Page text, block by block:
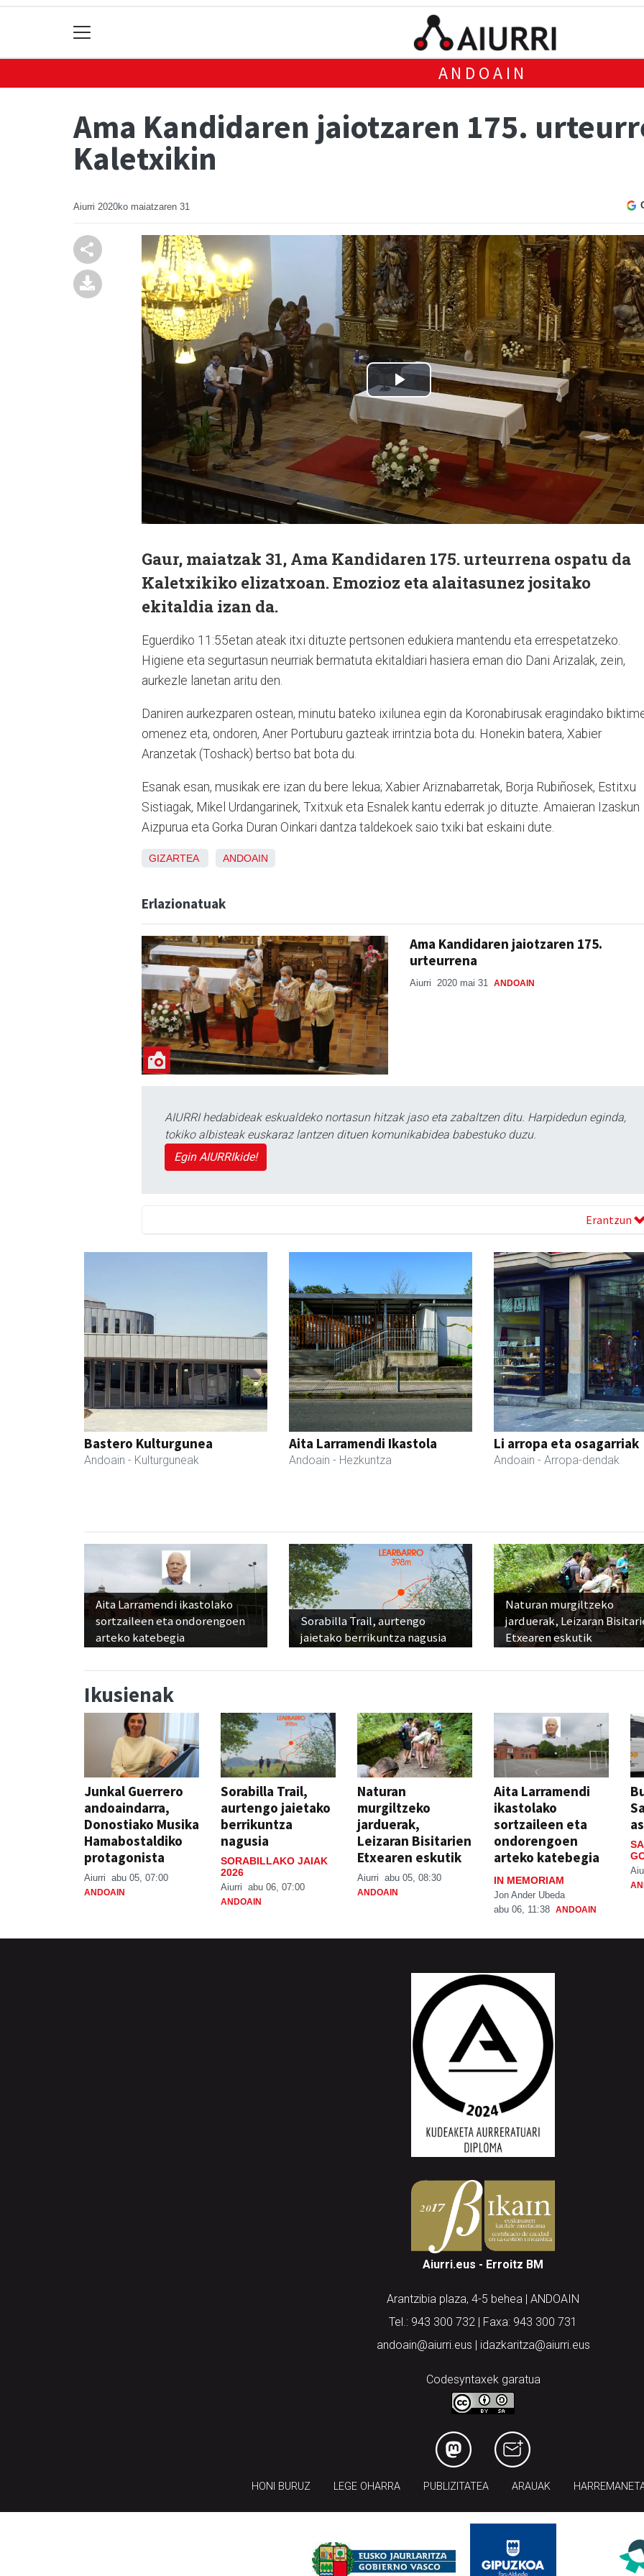
ANDOAIN
Ama Kandidaren jaiotzaren 175.
Kaletxikin
Aiurri 2020ko maiatzaren 31
Gaur, maiatzak 31, Ama Kandidaren 175. urteurrena ospatu da
Kaletxikiko elizatxoan. Emozioz eta alaitasunez jositako
ekitaldia izan da.
Eguerdiko 11:55etan ateak itxi dituzte pertsonen edukiera mantendu eta errespetatzeko.
Higiene eta segurtasun neurriak bermatuta ekitaldiari hasiera eman dio Dani Arizalak, zein,
aurkezle lanetan aritu den.
Daniren aurkezparen ostean, minutu bateko ixilunea egin da Koronabirusak eragindako
omenez eta, ondoren, Aner Portuburu gazteak irrintzia bota du. Honekin batera, Xabier
Aranzetak (Toshack) bertso bat bota du.
Esanak esan, musikak ere izan du bere lekua; Xabier Ariznabarretak, Borja Rubiñosek, Estitxu
Sistiagak, Mikel Urdangarinek, Txitxuk eta Esnalek kantu ederrak jo dituzte. Amaieran Izaskun
Aizpurua eta Gorka Duran Oinkari dantza taldekoek saio txiki bat eskaini dute.
GIZARTEA ANDOAIN
Erlazionatuak
Ama Kandidaren jaiotzaren 175.
urteurrena
Aiurri 2020 mai 31 ANDOAIN
AIURRI hedabideak eskualdeko nortasun hitzak jaso eta zabaltzen ditu. Harpidedun eginda,
tokiko albisteak euskaraz lantzen dituen komunikabidea babestuko duzu.
Egin AIURRIkide!
Erantzun
Bastero Kulturgunea
Andoain - Kulturguneak
Aita Larramendi Ikastola
Andoain - Hezkuntza
Li arropa eta osagarriak
Andoain - Arropa-dendak
Aita Larramendi ikastolako
sortzaileen eta ondorengoen
arteko katebegia
Sorabilla Trail, aurtengo
jaietako berrikuntza nagusia
Naturan murgiltzeko
jarduerak, Leizaran
Etxearen eskutik
Ikusienak
Junkal Guerrero
andoaindarra,
Donostiako Musika
Hamabostaldiko
protagonista
Aiurri abu 05, 07:00
ANDOAIN
Sorabilla Trail,
aurtengo jaietako
berrikuntza
nagusia
SORABILLAKO JAIAK
2026
Aiurri abu 06, 07:00
ANDOAIN
Naturan
murgiltzeko
jarduerak,
Leizaran Bisitarien
Etxearen eskutik
Aiurri abu 05, 08:30
ANDOAIN
Aita Larramendi
ikastolako
sortzaileen eta
ondorengoen
arteko katebegia
IN MEMORIAM
Jon Ander Ubeda
abu 06, 11:38 ANDOAIN
Aiurri.eus - Erroitz BM
Arantzibia plaza, 4-5 behea | ANDOAIN
Tel.: 943 300 732 | Faxa: 943 300 731
andoain@aiurri.eus | idazkaritza@aiurri.eus
Codesyntaxek garatua
HONI BURUZ LEGE OHARRA PUBLIZITATEA ARAUAK